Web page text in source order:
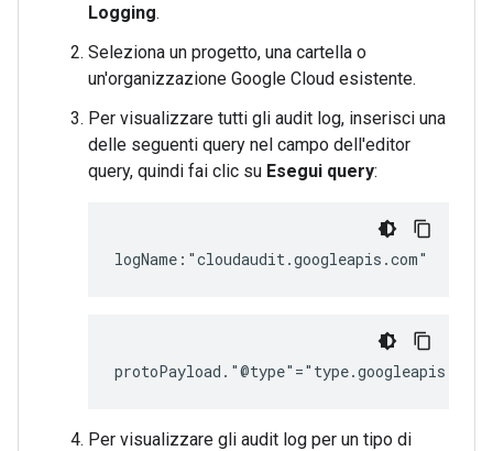
Logging.
Seleziona un progetto, una cartella o
un'organizzazione Google Cloud esistente.
Per visualizzare tutti gli audit log, inserisci una
delle seguenti query nel campo dell'editor
query, quindi fai clic su Esegui query:
Per visualizzare gli audit log per un tipo di